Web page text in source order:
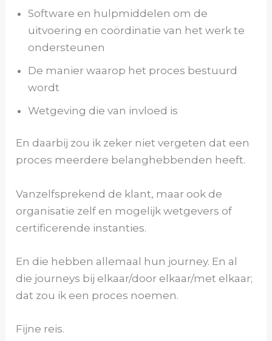
Software en hulpmiddelen om de
uitvoering en coördinatie van het werk te
ondersteunen
De manier waarop het proces bestuurd
wordt
Wetgeving die van invloed is
En daarbij zou ik zeker niet vergeten dat een
proces meerdere belanghebbenden heeft.
Vanzelfsprekend de klant, maar ook de
organisatie zelf en mogelijk wetgevers of
certificerende instanties.
En die hebben allemaal hun journey. En al
die journeys bij elkaar/door elkaar/met elkaar;
dat zou ik een proces noemen.
Fijne reis.